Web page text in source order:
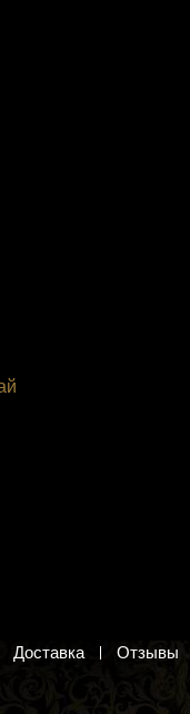
Доставка Отзывы